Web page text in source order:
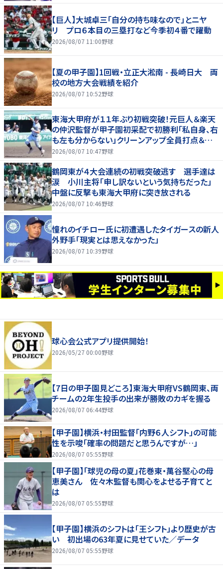
【巨人】大城卓三「自分の持ち味なので」とニヤ
リ プロ６本目の三塁打など今季初４番で躍動
2026/08/07 11:00野球
【夏の甲子園】1回戦・立正大淞南 - 長崎日大 両
校の地方大会戦績を紹介
2026/08/07 10:52野球
東海大甲府が１１年ぶり初戦突破！元巨人＆楽天
の仲沢監督が甲子園初采配で初勝利「私自身、右
も左も分からない」クリーンアップ全員打点＆継
投も「理想的」
2026/08/07 10:47野球
鶴岡東が４大会連続の初戦突破逃す 選手達は
涙 小川主将「申し訳ないという気持ちだった」
中盤に反撃も東海大甲府に突き放される
2026/08/07 10:46野球
憧れのイチロー氏に初遭遇したタイガースの新人
外野手「現実とは思えなかった」
2026/08/07 10:39野球
球心会公式アプリ提供開始！
2026/05/27 00:00野球
【7日の甲子園見どころ】東海大甲府VS鶴岡東、両
チームの2年生投手の出来が勝敗のカギを握る
2026/08/07 06:44野球
【甲子園】横浜・村田監督「内野６人シフト」の可能
性を示唆「確率の問題だと思うんですが…」
2026/08/07 05:55野球
【甲子園】「球児の母の夏」花巻東・萬谷堅心の母
恵美さん 佐々木監督も関心をよせる子育てと
は
2026/08/07 05:55野球
【甲子園】横浜のシフトは「王シフト」より歴史が古
い 初出場の63年夏に見せていた／データ
2026/08/07 05:55野球